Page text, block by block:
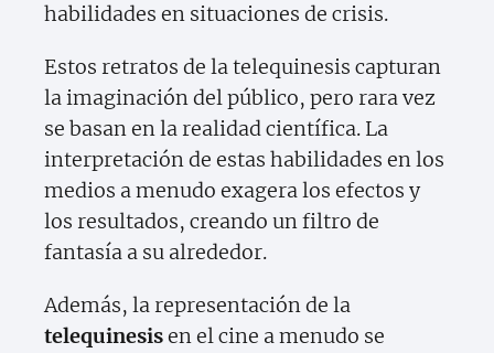
habilidades en situaciones de crisis.
Estos retratos de la telequinesis capturan
la imaginación del público, pero rara vez
se basan en la realidad científica. La
interpretación de estas habilidades en los
medios a menudo exagera los efectos y
los resultados, creando un filtro de
fantasía a su alrededor.
Además, la representación de la
telequinesisen el cine a menudo se